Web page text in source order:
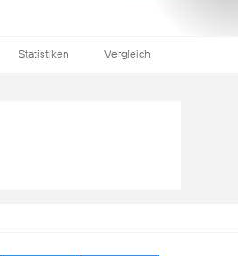
Statistiken Vergleich